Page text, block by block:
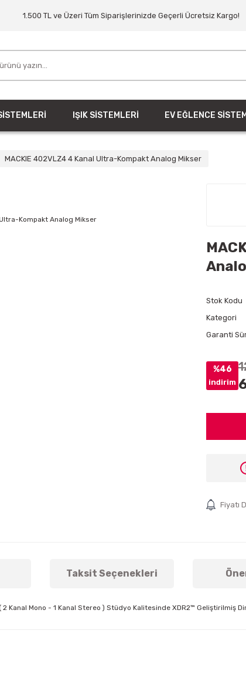
1.500 TL ve Üzeri Tüm Siparişlerinizde Geçerli Ücretsiz Kargo!
IŞIK SİSTEMLERİ EV EĞLENCE
MACKIE 402VLZ4 4 Kanal Ultra-Kompakt Analog Mikser
Stok Kodu
Kategori
Garanti
%46
indirim
Fiyatı
Taksit Seçenekleri
Kanal Mono - 1 Kanal Stereo ) Stüdyo Kalitesinde XDR2™ Geliştirilmiş